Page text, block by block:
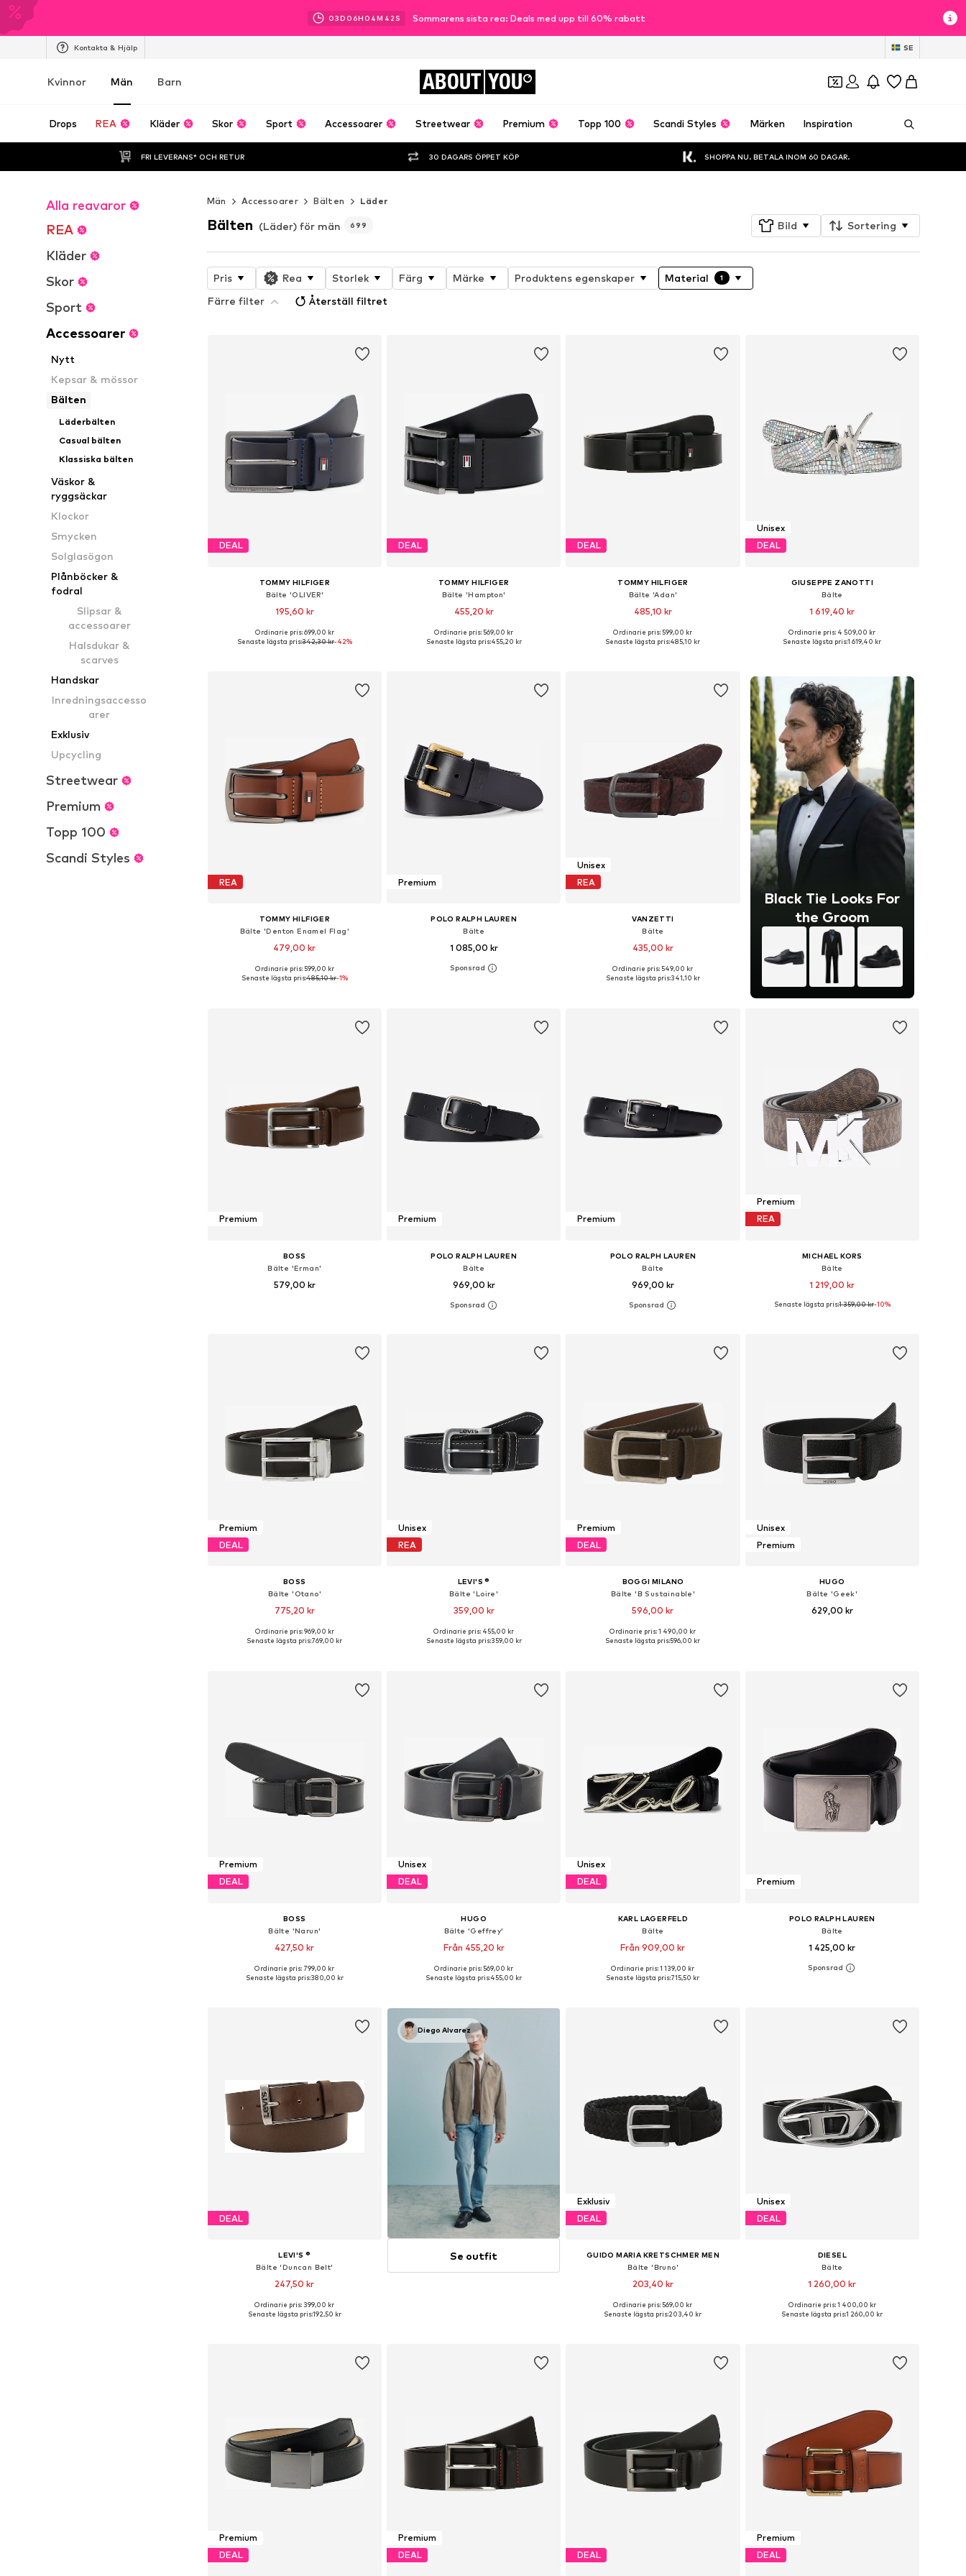
03D 06H 04M 41 S Sommarens sista rea: Deals med upp till 60% rabatt
Kontakta & Hjälp SE
Kvinnor Män Barn ABOUT YOU
Drops REA Kläder Skor Sport Accessoarer Streetwear Premium Topp 100 Scandi Styles Märken Inspiration
FRI LEVERANS* OCH RETUR 30 DAGARS ÖPPET KÖP SHOPPA NU. BETALA INOM 60 DAGAR.
Alla reavaror
REA
Kläder
Skor
Sport
Accessoarer
Nytt
Kepsar & mössor
Bälten
Läderbälten
Casual bälten
Klassiska bälten
Väskor &
ryggsäckar
Klockor
Smycken
Solglasögon
Plånböcker &
fodral
Slipsar &
accessoarer
Halsdukar &
scarves
Handskar
Inredningsaccesso
arer
Exklusiv
Upcycling
Streetwear
Premium
Topp 100
Scandi Styles
Män Accessoarer Bälten Läder
Bälten (Läder) för män 699 Bild Sortering
Pris Rea Storlek Färg Märke Produktens egenskaper Material 1
Färre filter Återställ filtret
DEAL
TOMMY HILFIGER
Bälte 'OLIVER'
195,60 kr
Tillgängliga storlekar: 80, 85, 90, 95
Ordinarie pris: 699,00 kr
Senaste lägsta pris:342,30 kr-42%
DEAL
TOMMY HILFIGER
Bälte 'Hampton'
455,20 kr
Tillgänglig i många storlekar
Ordinarie pris: 569,00 kr
Senaste lägsta pris:455,20 kr
DEAL
TOMMY HILFIGER
Bälte 'Adan'
485,10 kr
Tillgänglig i många storlekar
Ordinarie pris: 599,00 kr
Senaste lägsta pris:485,10 kr
Unisex
DEAL
GIUSEPPE ZANOTTI
Bälte
1 619,40 kr
Tillgängliga storlekar: 75-95
Ordinarie pris: 4 509,00 kr
Senaste lägsta pris:1 619,40 kr
REA
TOMMY HILFIGER
Bälte 'Denton Enamel Flag'
479,00 kr
Tillgänglig i många storlekar
Ordinarie pris: 599,00 kr
Senaste lägsta pris:485,10 kr-1%
Premium
POLO RALPH LAUREN
Bälte
1 085,00 kr
Unisex
REA
VANZETTI
Bälte
435,00 kr
Tillgänglig i många storlekar
Ordinarie pris: 549,00 kr
Senaste lägsta pris:341,10 kr
Black Tie Looks For
the Groom
Premium
BOSS
Bälte 'Erman'
579,00 kr
Premium
POLO RALPH LAUREN
Bälte
969,00 kr
Premium
POLO RALPH LAUREN
Bälte
969,00 kr
Premium
REA
MICHAEL KORS
Bälte
1 219,00 kr
Tillgängliga storlekar: 80-105
Senaste lägsta pris:1 359,00 kr-10%
Premium
DEAL
BOSS
Bälte 'Otano'
775,20 kr
Ordinarie pris: 969,00 kr
Senaste lägsta pris:769,00 kr
Unisex
REA
LEVI'S ®
Bälte 'Loire'
359,00 kr
Tillgänglig i många storlekar
Ordinarie pris: 455,00 kr
Senaste lägsta pris:359,00 kr
Premium
DEAL
BOGGI MILANO
Bälte 'B Sustainable'
596,00 kr
Tillgängliga storlekar: 85, 90, 95, 100
Ordinarie pris: 1 490,00 kr
Senaste lägsta pris:596,00 kr
Unisex
Premium
HUGO
Bälte 'Geek'
629,00 kr
Premium
DEAL
BOSS
Bälte 'Narun'
427,50 kr
Tillgänglig i många storlekar
Ordinarie pris: 799,00 kr
Senaste lägsta pris:380,00 kr
Unisex
DEAL
HUGO
Bälte 'Geffrey'
Från 455,20 kr
Tillgänglig i många storlekar
Ordinarie pris: 569,00 kr
Senaste lägsta pris:455,00 kr
Unisex
DEAL
KARL LAGERFELD
Bälte
Från 909,00 kr
Tillgängliga storlekar: 75, 85, 95
Ordinarie pris: 1 139,00 kr
Senaste lägsta pris:715,50 kr
Premium
POLO RALPH LAUREN
Bälte
1 425,00 kr
Tillgängliga storlekar: 80, 85, 95, 100, 105
DEAL
LEVI'S ®
Bälte 'Duncan Belt'
247,50 kr
+3
Tillgänglig i många storlekar
Ordinarie pris: 399,00 kr
Senaste lägsta pris:192,50 kr
Diego Alvarez
Se outfit
Exklusiv
DEAL
GUIDO MARIA KRETSCHMER MEN
Bälte 'Bruno'
203,40 kr
Tillgängliga storlekar: 90, 95, 100
Ordinarie pris: 569,00 kr
Senaste lägsta pris:203,40 kr
Unisex
DEAL
DIESEL
Bälte
1 260,00 kr
Tillgängliga storlekar: 75, 80, 85, 100
Ordinarie pris: 1 400,00 kr
Senaste lägsta pris:1 260,00 kr
Premium
DEAL
Premium
DEAL
DEAL
Premium
DEAL